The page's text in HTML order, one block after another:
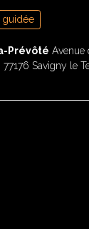
guidée
Prévôté Avenue
Savigny le